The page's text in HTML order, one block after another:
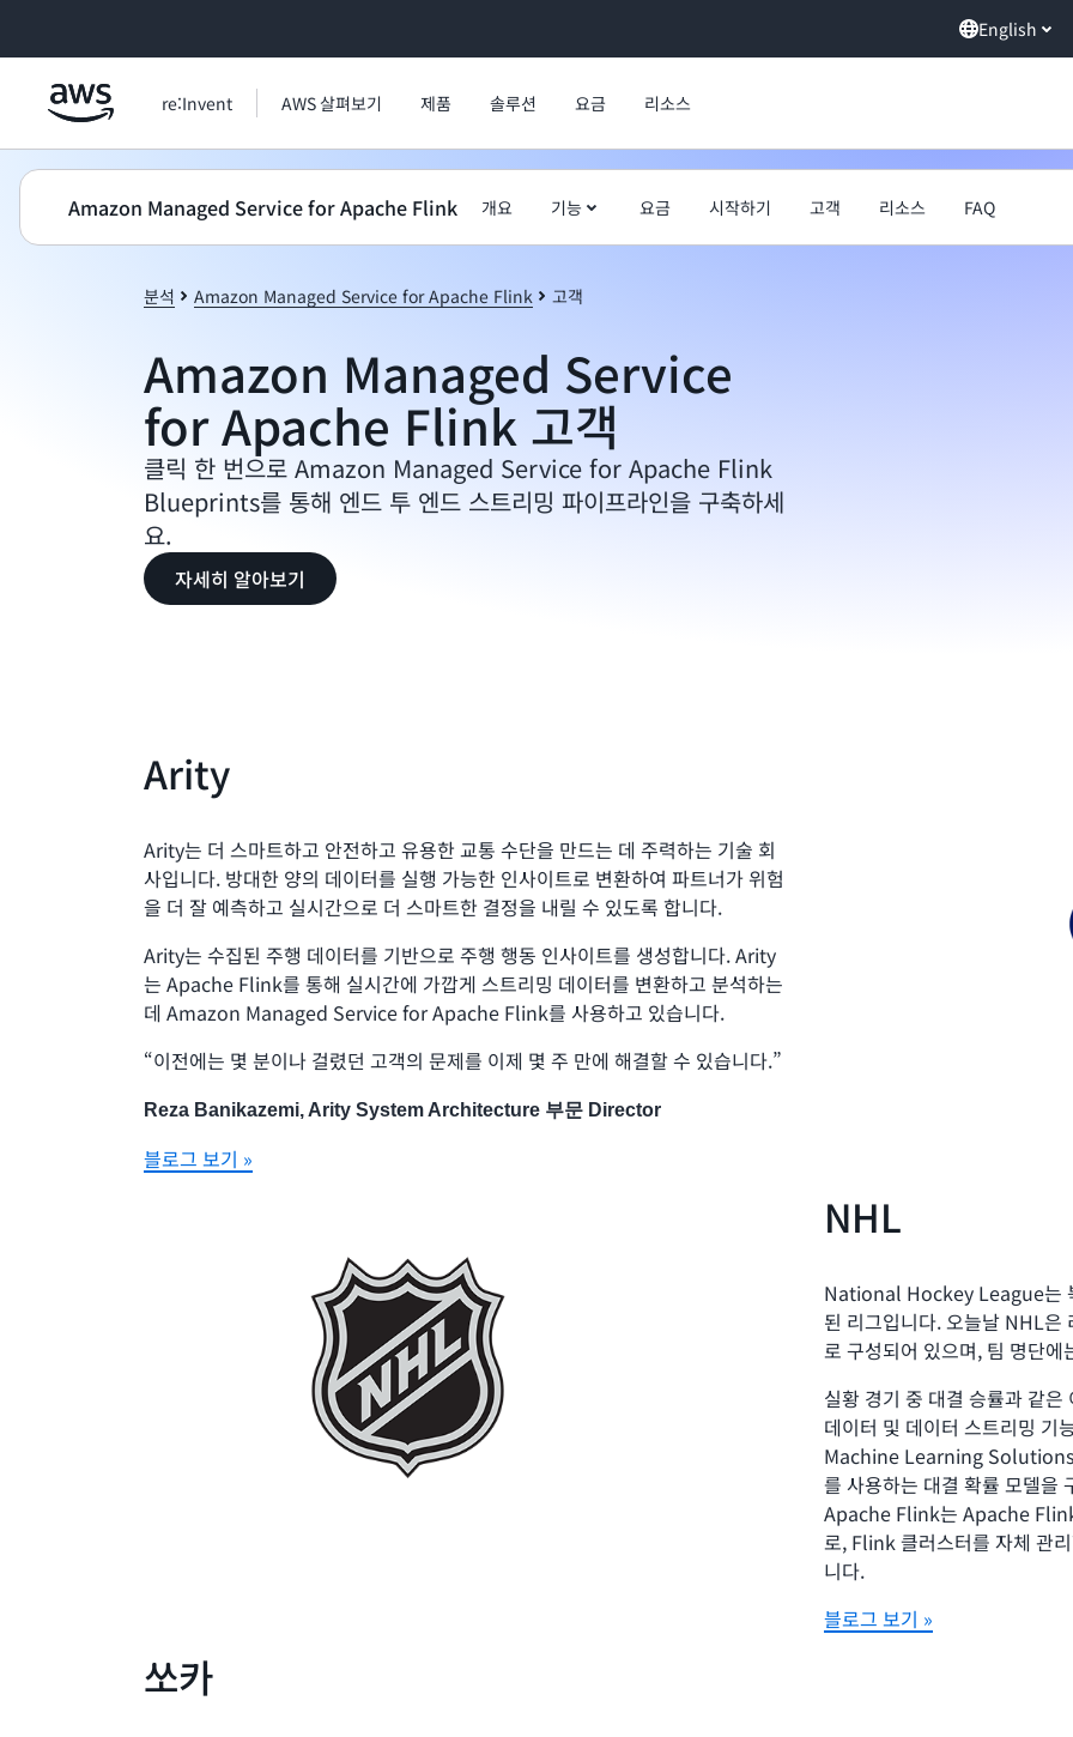
English
re:Invent AWS 살펴보기 제품 솔루션 요금 리소스
Amazon Managed Service for Apache Flink 개요 기능 요금 시작하기 고객 리소스 FAQ
분석 Amazon Managed Service for Apache Flink 고객
Amazon Managed Service
for Apache Flink 고객
클릭 한 번으로 Amazon Managed Service for Apache Flink
Blueprints를 통해 엔드 투 엔드 스트리밍 파이프라인을 구축하세
요.
자세히 알아보기
Arity
Arity는 더 스마트하고 안전하고 유용한 교통 수단을 만드는 데 주력하는 기술 회
사입니다. 방대한 양의 데이터를 실행 가능한 인사이트로 변환하여 파트너가 위험
을 더 잘 예측하고 실시간으로 더 스마트한 결정을 내릴 수 있도록 합니다.
Arity는 수집된 주행 데이터를 기반으로 주행 행동 인사이트를 생성합니다. Arity
는 Apache Flink를 통해 실시간에 가깝게 스트리밍 데이터를 변환하고 분석하는
데 Amazon Managed Service for Apache Flink를 사용하고 있습니다.
“이전에는 몇 분이나 걸렸던 고객의 문제를 이제 몇 주 만에 해결할 수 있습니다.”
Reza Banikazemi, Arity System Architecture 부문 Director
블로그 보기 »
NHL
National Hockey League는
된 리그입니다. 오늘날 NHL은
로 구성되어 있으며, 팀 명단
실황 경기 중 대결 승률과 같
데이터 및 데이터 스트리밍
Machine Learning
를 사용하는 대결 확률 모델
Apache Flink는 Apache
로, Flink 클러스터를 자체 관
니다.
블로그 보기 »
쏘카